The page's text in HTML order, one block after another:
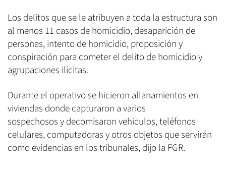
Los delitos que se le atribuyen a toda la estructura son
al menos 11 casos de homicidio, desaparición de
personas, intento de homicidio, proposición y
conspiración para cometer el delito de homicidio y
agrupaciones ilícitas.
Durante el operativo se hicieron allanamientos en
viviendas donde capturaron a varios
sospechosos y decomisaron vehículos, teléfonos
celulares, computadoras y otros objetos que servirán
como evidencias en los tribunales, dijo la FGR.